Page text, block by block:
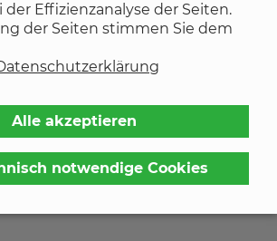
der Effizienzanalyse der Seiten.
der Seiten stimmen Sie dem
Alle akzeptieren
notwendige Cookies
sollte. Die Lebensdauer und
erwartet werden; mit